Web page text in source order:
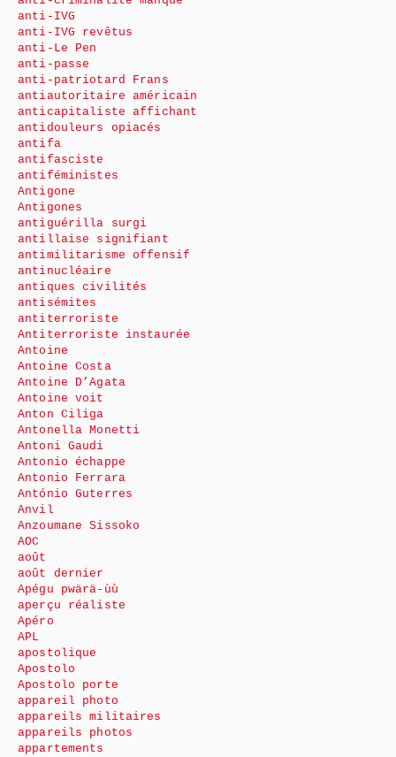
anti-IVG
anti-IVG revêtus
anti-Le Pen
anti-passe
anti-patriotard Frans
antiautoritaire américain
anticapitaliste affichant
antidouleurs opiacés
antifa
antifasciste
antiféministes
Antigone
Antigones
antiguérilla surgi
antillaise signifiant
antimilitarisme offensif
antinucléaire
antiques civilités
antisémites
antiterroriste
Antiterroriste instaurée
Antoine
Antoine Costa
Antoine D’Agata
Antoine voit
Anton Ciliga
Antonella Monetti
Antoni Gaudi
Antonio échappe
Antonio Ferrara
António Guterres
Anvil
Anzoumane Sissoko
AOC
août
août dernier
Apégu pwärä-ùù
aperçu réaliste
Apéro
APL
apostolique
Apostolo
Apostolo porte
appareil photo
appareils militaires
appareils photos
appartements